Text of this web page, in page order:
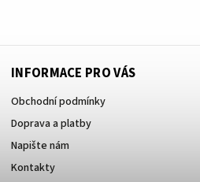
INFORMACE PRO VÁS
Obchodní podmínky
Doprava a platby
Napište nám
Kontakty